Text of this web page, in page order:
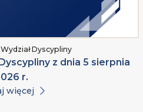
Dyscypliny
z dnia 5 sierpnia
r.
więcej